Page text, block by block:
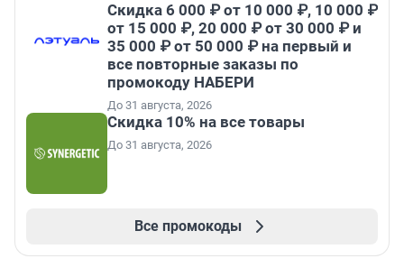
Скидка 6 000 ₽ от 10 000 ₽, 10 000 ₽
от 15 000 ₽, 20 000 ₽ от 30 000 ₽ и
35 000 ₽ от 50 000 ₽ на первый и
все повторные заказы по
промокоду НАБЕРИ
До 31 августа, 2026
Скидка 10% на все товары
До 31 августа, 2026
Все промокоды